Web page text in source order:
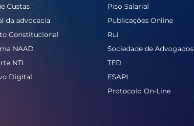
Custas
Piso Salarial
da advocacia
Publicações Online
Constitucional
Rui
NAAD
Sociedade de Advogados
NTI
TED
Digital
ESAPI
Protocolo On-Line